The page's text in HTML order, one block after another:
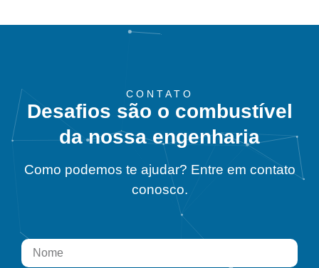
CONTATO
Desafios são o combustível
da nossa engenharia
Como podemos te ajudar? Entre em contato
conosco.